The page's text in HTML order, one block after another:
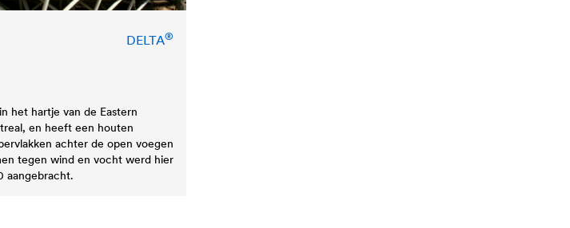
DELTA®
het hartje van de Eastern
en heeft een houten
achter de open voegen
tegen wind en vocht werd hier
aangebracht.